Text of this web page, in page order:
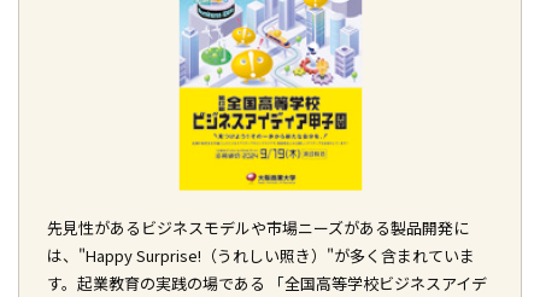
先見性があるビジネスモデルや市場ニーズがある製品開発に
は、"Happy Surprise!（うれしい照き）"が多く含まれていま
す。起業教育の実践の場である 「全国高等学校ビジネスアイデ